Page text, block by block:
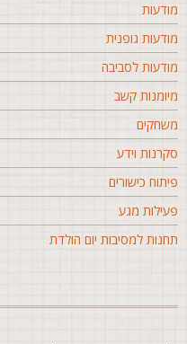
גופנית
לסביבה
קשב
וידע
כישורים
מגע
למסיבות יום הולדת